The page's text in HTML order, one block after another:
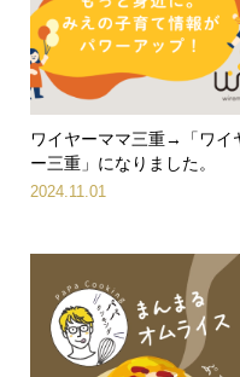
ワイヤーママ三重→「ワイ
ー三重」になりました。
2024.11.01